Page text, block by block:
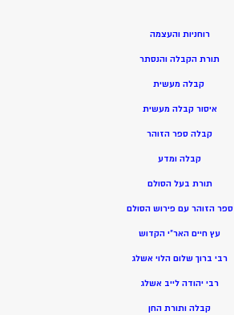
רוחניות והעצמה
תורת הקבלה והנסתר
קבלה מעשית
איסור קבלה מעשית
קבלה ספר הזוהר
קבלה ומדע
תורת בעל הסולם
ספר הזוהר עם פירוש הסולם
עץ חיים האר”י הקדוש
רבי ברוך שלום הלוי אשלג
רבי יהודה לייב אשלג
קבלה ותורת החן